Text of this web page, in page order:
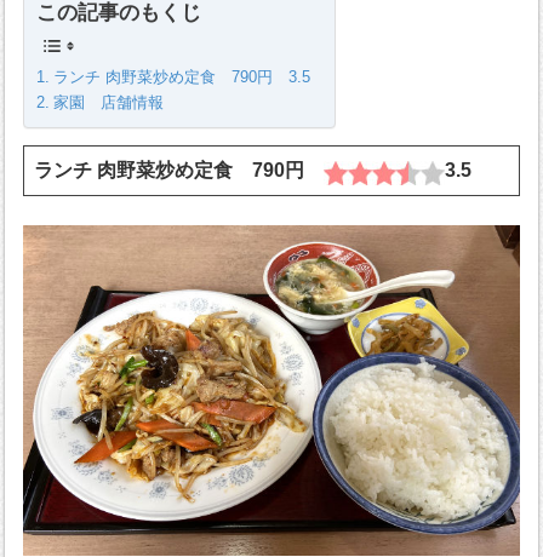
この記事のもくじ
ランチ 肉野菜炒め定食 790円 3.5
家園 店舗情報
ランチ 肉野菜炒め定食 790円 3.5